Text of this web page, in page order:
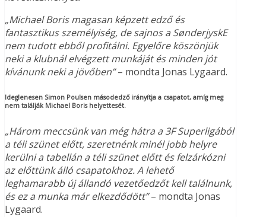
„Michael Boris magasan képzett edző és
fantasztikus személyiség, de sajnos a SønderjyskE
nem tudott ebből profitálni. Egyelőre köszönjük
neki a klubnál elvégzett munkáját és minden jót
kívánunk neki a jövőben”– mondta Jonas Lygaard.
Ideglenesen Simon Poulsen másodedző irányítja a csapatot, amíg meg
nem találják Michael Boris helyettesét.
„Három meccsünk van még hátra a 3F Superligából
a téli szünet előtt, szeretnénk minél jobb helyre
kerülni a tabellán a téli szünet előtt és felzárkózni
az előttünk álló csapatokhoz. A lehető
leghamarabb új állandó vezetőedzőt kell találnunk,
és ez a munka már elkezdődött”– mondta Jonas
Lygaard.